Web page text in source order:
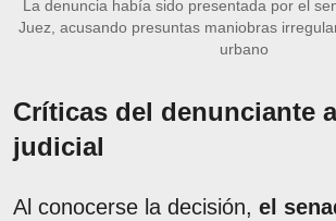
La denuncia había sido presentada por el
Juez, acusando presuntas maniobras
urbano
Críticas del denunciante
judicial
Al conocerse la decisión, el